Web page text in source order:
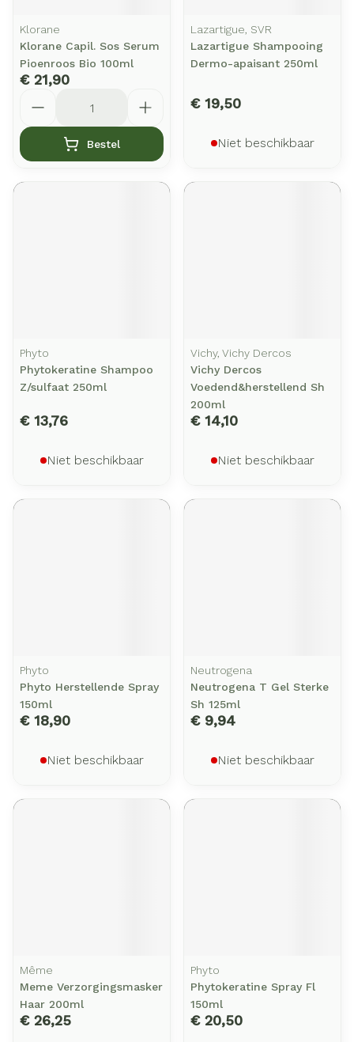
Klorane
Klorane Capil. Sos Serum
Pioenroos Bio 100ml
€ 21,90
Bestel
Lazartigue, SVR
Lazartigue Shampooing
Dermo-apaisant 250ml
€ 19,50
Niet beschikbaar
Phyto
Phytokeratine Shampoo
Z/sulfaat 250ml
€ 13,76
Niet beschikbaar
Vichy, Vichy Dercos
Vichy Dercos
Voedend&herstellend Sh
200ml
€ 14,10
Niet beschikbaar
Phyto
Phyto Herstellende Spray
150ml
€ 18,90
Niet beschikbaar
Neutrogena
Neutrogena T Gel Sterke
Sh 125ml
€ 9,94
Niet beschikbaar
Même
Meme Verzorgingsmasker
Haar 200ml
€ 26,25
Phyto
Phytokeratine Spray Fl
150ml
€ 20,50